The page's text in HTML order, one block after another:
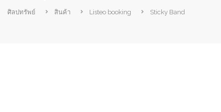
ศิลปทรัพย์ สินค้า Listeo booking Sticky Band